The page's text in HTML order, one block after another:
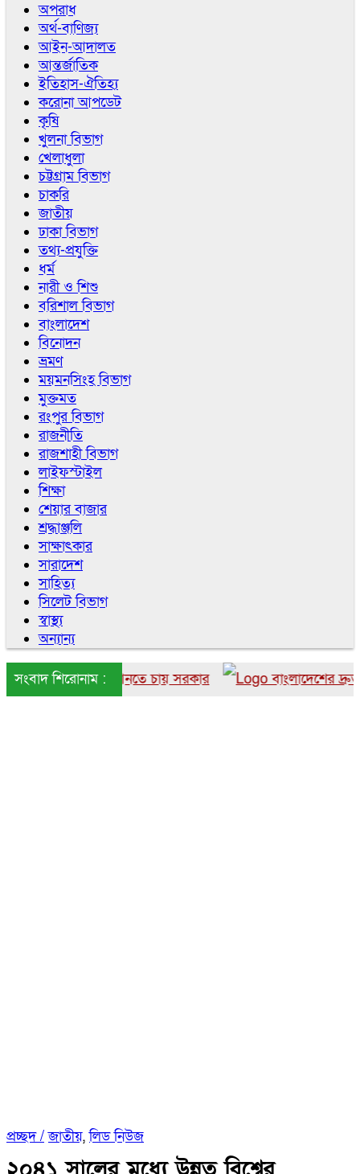
অপরাধ
অর্থ-বাণিজ্য
আইন-আদালত
আন্তর্জাতিক
ইতিহাস-ঐতিহ্য
করোনা আপডেট
কৃষি
খুলনা বিভাগ
খেলাধুলা
চট্টগ্রাম বিভাগ
চাকরি
জাতীয়
ঢাকা বিভাগ
তথ্য-প্রযুক্তি
ধর্ম
নারী ও শিশু
বরিশাল বিভাগ
বাংলাদেশ
বিনোদন
ভ্রমণ
ময়মনসিংহ বিভাগ
মুক্তমত
রংপুর বিভাগ
রাজনীতি
রাজশাহী বিভাগ
লাইফস্টাইল
শিক্ষা
শেয়ার বাজার
শ্রদ্ধাঞ্জলি
সাক্ষাৎকার
সারাদেশ
সাহিত্য
সিলেট বিভাগ
স্বাস্থ্য
অন্যান্য
সংবাদ শিরোনাম :আনতে চায় সরকার বাংলাদেশের দ্রুত ৬
প্রচ্ছদ / জাতীয়,লিড নিউজ